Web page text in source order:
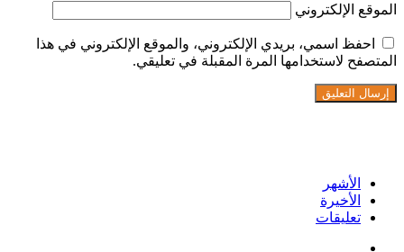
الموقع الإلكتروني
احفظ اسمي، بريدي الإلكتروني، والموقع الإلكتروني في هذا
المتصفح لاستخدامها المرة المقبلة في تعليقي.
الأشهر
الأخيرة
تعليقات